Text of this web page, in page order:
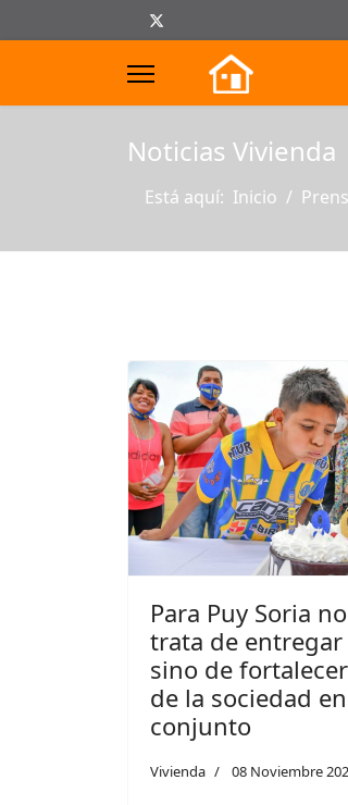
Noticias Vivienda
Está aquí: Inicio
Para Puy Soria
trata de entregar
sino de
de la sociedad
conjunto
Vivienda 08 Noviembre